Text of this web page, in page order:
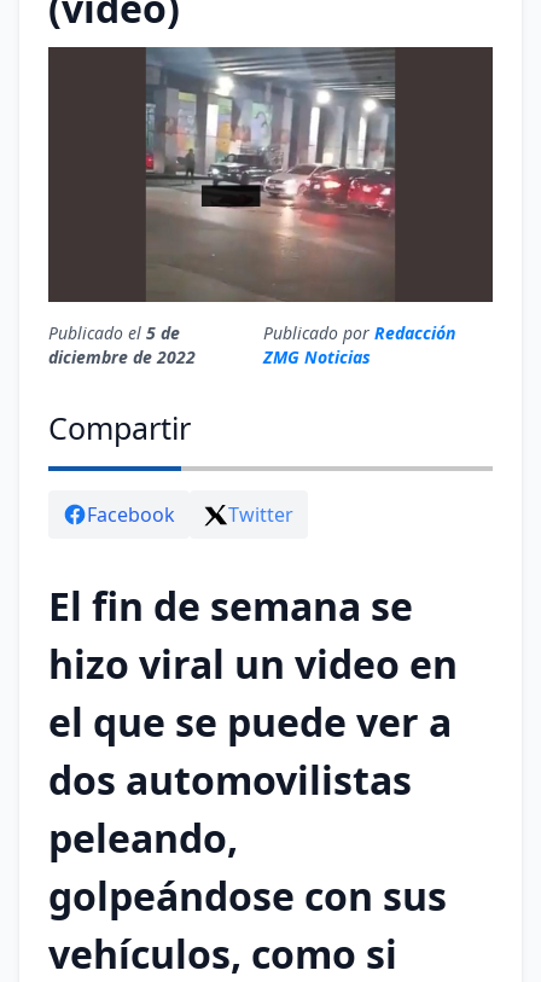
Publicado el 5 de
diciembre de 2022
Publicado por Redacción
ZMG Noticias
Compartir
Facebook Twitter
El fin de semana se
hizo viral un video en
el que se puede ver a
dos automovilistas
peleando,
golpeándose con sus
vehículos, como si